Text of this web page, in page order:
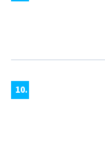
10.